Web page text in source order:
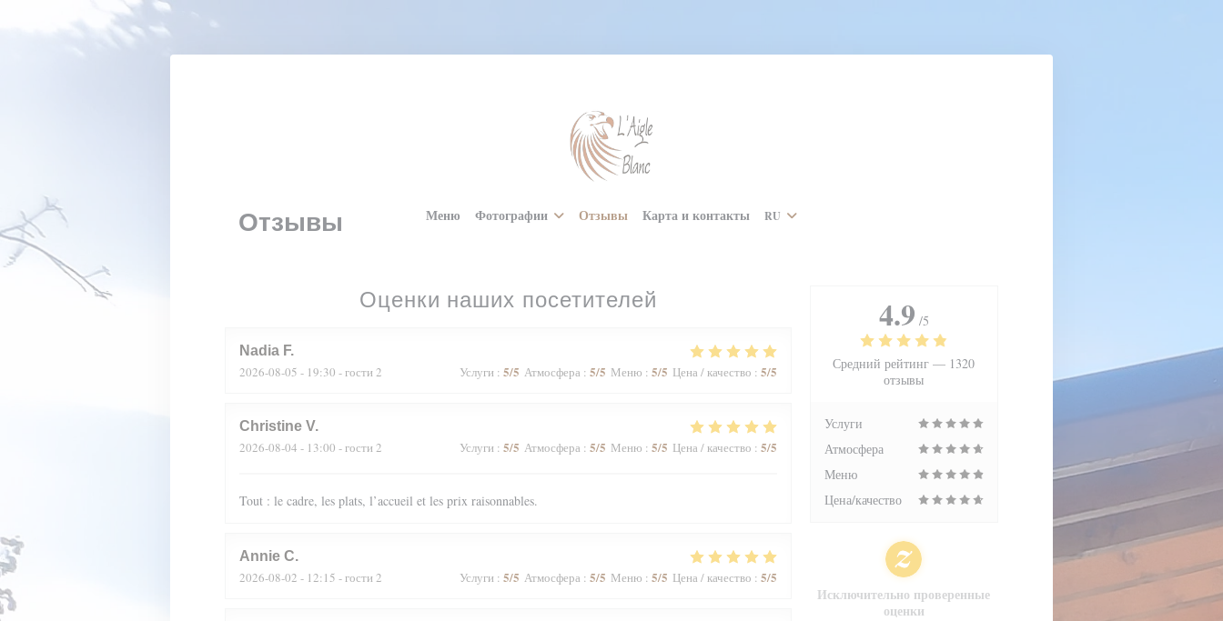
Панель управления cookies
Меню Фотографии Отзывы Карта и контакты RU
Отзывы
Оценки наших посетителей
Nadia F
2026-08-05 - 19:30 - гости 2 Услуги : 5/5 Атмосфера : 5/5 Меню : 5/5 Цена / качество : 5/5
Christine V
2026-08-04 - 13:00 - гости 2 Услуги : 5/5 Атмосфера : 5/5 Меню : 5/5 Цена / качество : 5/5
Tout : le cadre, les plats, l’accueil et les prix raisonnables.
Annie C
2026-08-02 - 12:15 - гости 2 Услуги : 5/5 Атмосфера : 5/5 Меню : 5/5 Цена / качество : 5/5
4.9 /5
Средний рейтинг — 1320
отзывы
Услуги
Атмосфера
Меню
Цена/качество
Исключительно проверенные
оценки